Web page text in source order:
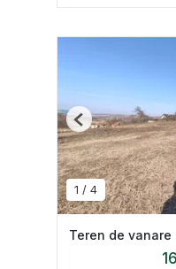
1 / 4
Previous
Teren de